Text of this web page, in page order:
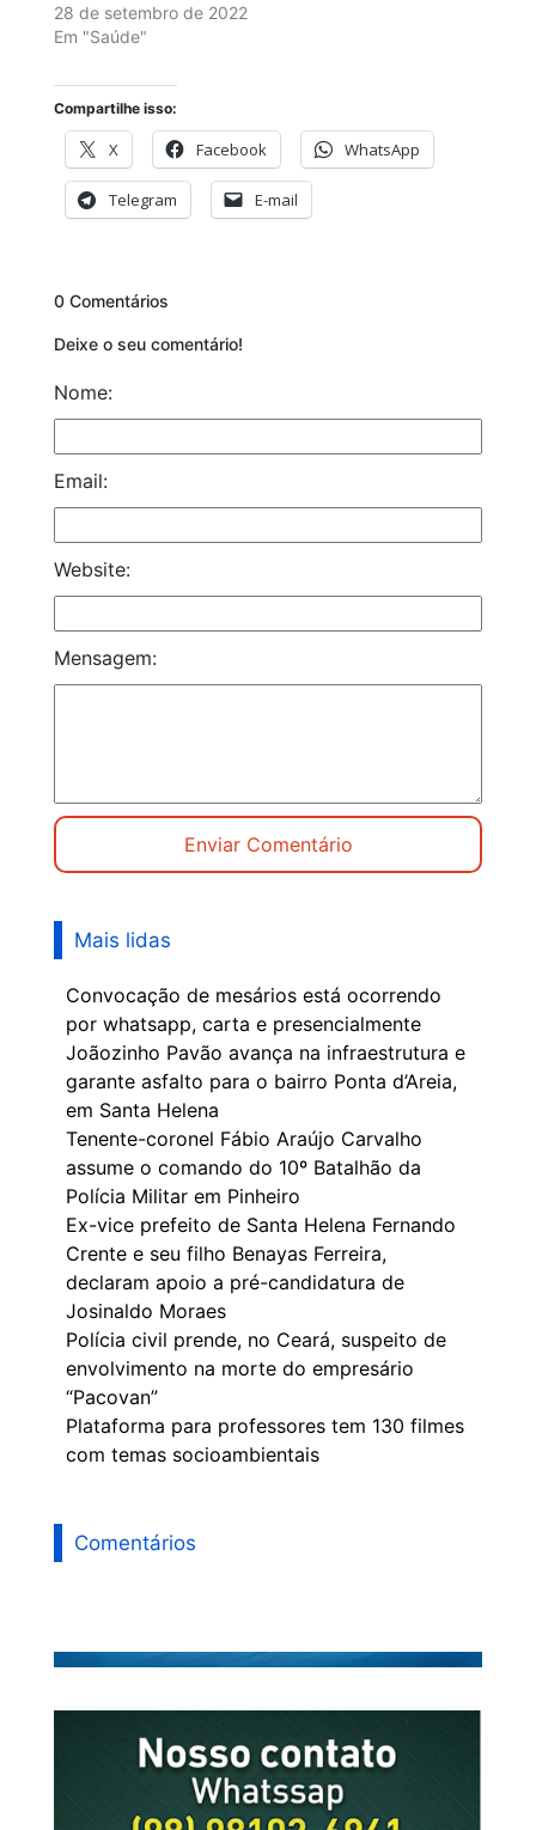
28 de setembro de 2022
Em "Saúde"
Compartilhe isso:
X Facebook WhatsApp
Telegram E-mail
0 Comentários
Deixe o seu comentário!
Nome:
Email:
Website:
Mensagem:
Mais lidas
Convocação de mesários está ocorrendo
por whatsapp, carta e presencialmente
Joãozinho Pavão avança na infraestrutura e
garante asfalto para o bairro Ponta d’Areia,
em Santa Helena
Tenente-coronel Fábio Araújo Carvalho
assume o comando do 10º Batalhão da
Polícia Militar em Pinheiro
Ex-vice prefeito de Santa Helena Fernando
Crente e seu filho Benayas Ferreira,
declaram apoio a pré-candidatura de
Josinaldo Moraes
Polícia civil prende, no Ceará, suspeito de
envolvimento na morte do empresário
“Pacovan”
Plataforma para professores tem 130 filmes
com temas socioambientais
Comentários